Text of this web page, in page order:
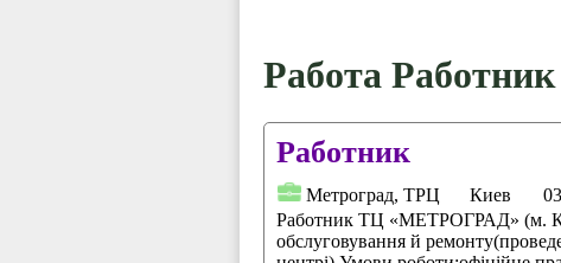
Работа
Работник
Метроград, ТРЦ Киев
Работник ТЦ «МЕТРОГРАД» (м.
обслуговування й